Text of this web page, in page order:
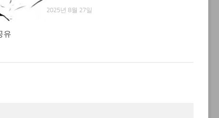
유
2025년 8월 27일